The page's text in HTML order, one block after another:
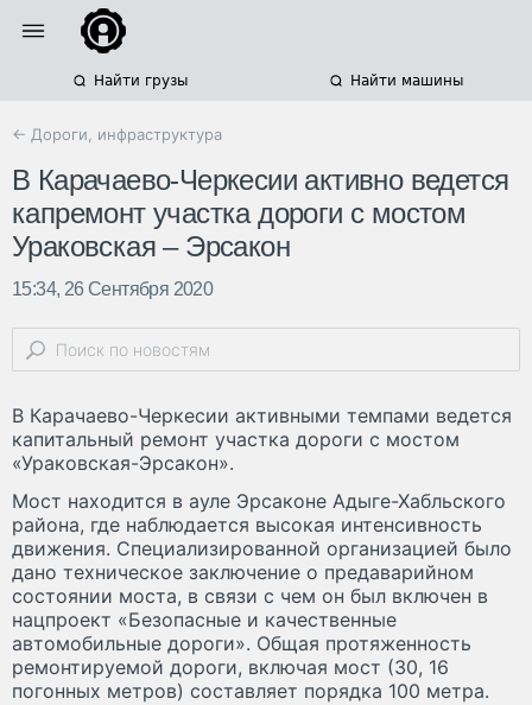
Найти грузы Найти машины
← Дороги, инфраструктура
В Карачаево-Черкесии активно ведется
капремонт участка дороги с мостом
Ураковская – Эрсакон
15:34, 26 Сентября 2020
В Карачаево-Черкесии активными темпами ведется
капитальный ремонт участка дороги с мостом
«Ураковская-Эрсакон».
Мост находится в ауле Эрсаконе Адыге-Хабльского
района, где наблюдается высокая интенсивность
движения. Специализированной организацией было
дано техническое заключение о предаварийном
состоянии моста, в связи с чем он был включен в
нацпроект «Безопасные и качественные
автомобильные дороги». Общая протяженность
ремонтируемой дороги, включая мост (30, 16
погонных метров) составляет порядка 100 метра.